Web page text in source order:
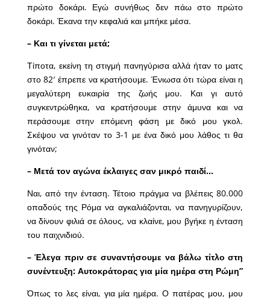
πρώτο δοκάρι. Εγώ συνήθως δεν πάω στο πρώτο
δοκάρι. Έκανα την κεφαλιά και μπήκε μέσα.
– Και τι γίνεται μετά;
Τίποτα, εκείνη τη στιγμή πανηγύρισα αλλά ήταν το ματς
στο 82′ έπρεπε να κρατήσουμε. Ένιωσα ότι τώρα είναι η
μεγαλύτερη ευκαιρία της ζωής μου. Και γι αυτό
συγκεντρώθηκα, να κρατήσουμε στην άμυνα και να
περάσουμε στην επόμενη φάση με δικό μου γκολ.
Σκέψου να γινόταν το 3-1 με ένα δικό μου λάθος τι θα
γινόταν;
– Μετά τον αγώνα έκλαιγες σαν μικρό παιδί…
Ναι, από την ένταση. Τέτοιο πράγμα να βλέπεις 80.000
οπαδούς της Ρόμα να αγκαλιάζονται, να πανηγυρίζουν,
να δίνουν φιλιά σε όλους, να κλαίνε, μου βγήκε η ένταση
του παιχνιδιού.
– Έλεγα πριν σε συναντήσουμε να βάλω τίτλο στη
συνέντευξη: Αυτοκράτορας για μία ημέρα στη Ρώμη”
Όπως το λες είναι, για μία ημέρα. Ο πατέρας μου, μου